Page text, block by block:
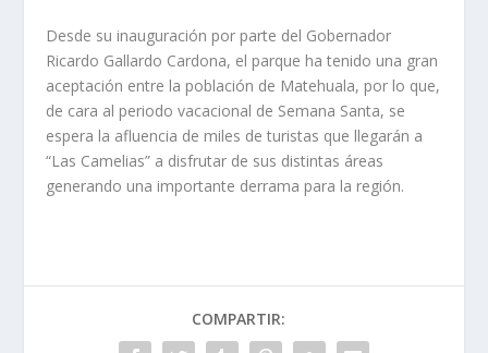
Desde su inauguración por parte del Gobernador
Ricardo Gallardo Cardona, el parque ha tenido una gran
aceptación entre la población de Matehuala, por lo que,
de cara al periodo vacacional de Semana Santa, se
espera la afluencia de miles de turistas que llegarán a
“Las Camelias” a disfrutar de sus distintas áreas
generando una importante derrama para la región.
COMPARTIR: